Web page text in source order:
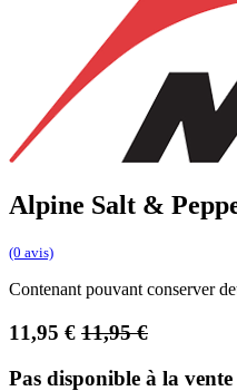
Alpine Salt &
(0 avis)
Contenant pouvant conserver
11,95 € 11,95€
Pas disponible à la vente